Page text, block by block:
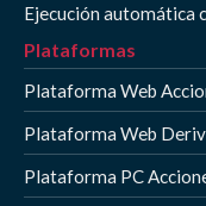
Ejecución automática
Plataformas
Plataforma Web
Plataforma Web
Plataforma PC